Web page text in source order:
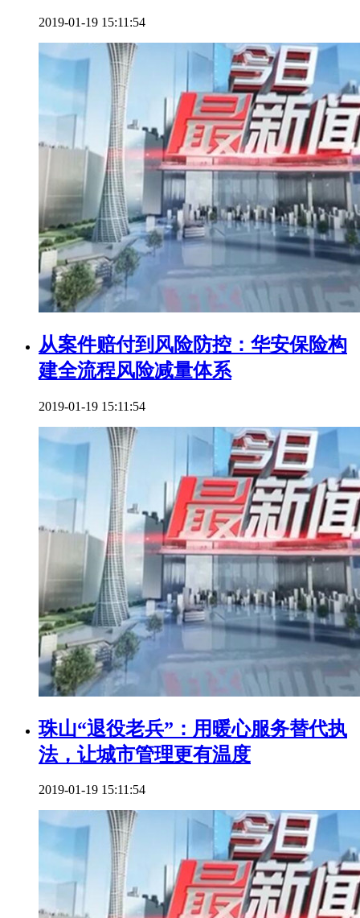
2019-01-19 15:11:54
从案件赔付到风险防控：华安保险构
建全流程风险减量体系
2019-01-19 15:11:54
珠山“退役老兵”：用暖心服务替代执
法，让城市管理更有温度
2019-01-19 15:11:54